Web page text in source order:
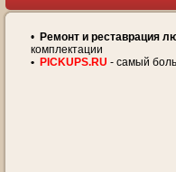
• Ремонт и реставрация
комплектации
• PICKUPS.RU - самый